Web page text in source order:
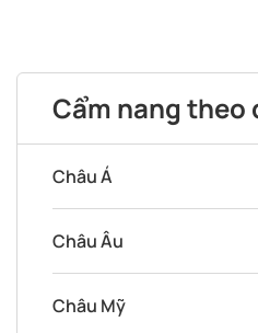
Cẩm nang theo
Châu Á
Châu Âu
Châu Mỹ